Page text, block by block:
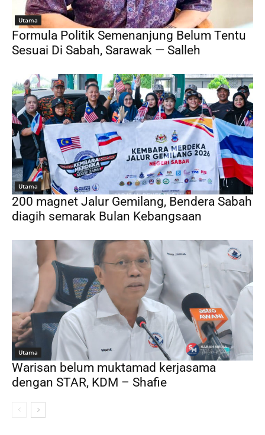
Utama
Formula Politik Semenanjung Belum Tentu
Sesuai Di Sabah, Sarawak — Salleh
Utama
200 magnet Jalur Gemilang, Bendera Sabah
diagih semarak Bulan Kebangsaan
Utama
Warisan belum muktamad kerjasama
dengan STAR, KDM – Shafie